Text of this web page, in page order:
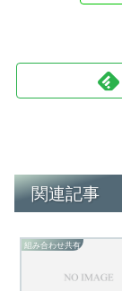
関連記事
組み合わせ共有